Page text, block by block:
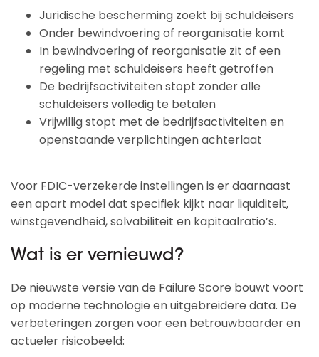
Juridische bescherming zoekt bij schuldeisers
Onder bewindvoering of reorganisatie komt
In bewindvoering of reorganisatie zit of een
regeling met schuldeisers heeft getroffen
De bedrijfsactiviteiten stopt zonder alle
schuldeisers volledig te betalen
Vrijwillig stopt met de bedrijfsactiviteiten en
openstaande verplichtingen achterlaat
Voor FDIC-verzekerde instellingen is er daarnaast
een apart model dat specifiek kijkt naar liquiditeit,
winstgevendheid, solvabiliteit en kapitaalratio’s.
Wat is er vernieuwd?
De nieuwste versie van de Failure Score bouwt voort
op moderne technologie en uitgebreidere data. De
verbeteringen zorgen voor een betrouwbaarder en
actueler risicobeeld: